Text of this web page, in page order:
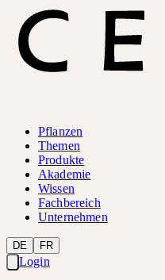
Pflanzen
Themen
Produkte
Akademie
Wissen
Fachbereich
Unternehmen
DE FR
Login